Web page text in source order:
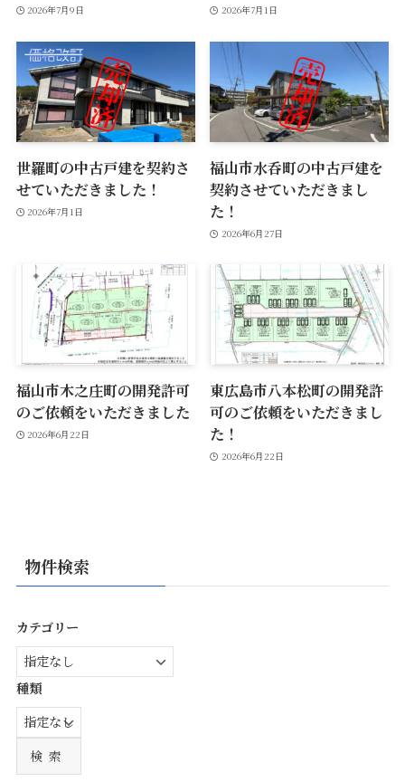
2026年7月9日 2026年7月1日
世羅町の中古戸建を契約さ
せていただきました！
2026年7月1日
福山市水呑町の中古戸建を
契約させていただきまし
た！
2026年6月27日
福山市木之庄町の開発許可
のご依頼をいただきました
2026年6月22日
東広島市八本松町の開発許
可のご依頼をいただきまし
た！
2026年6月22日
物件検索
カテゴリー
種類
検索